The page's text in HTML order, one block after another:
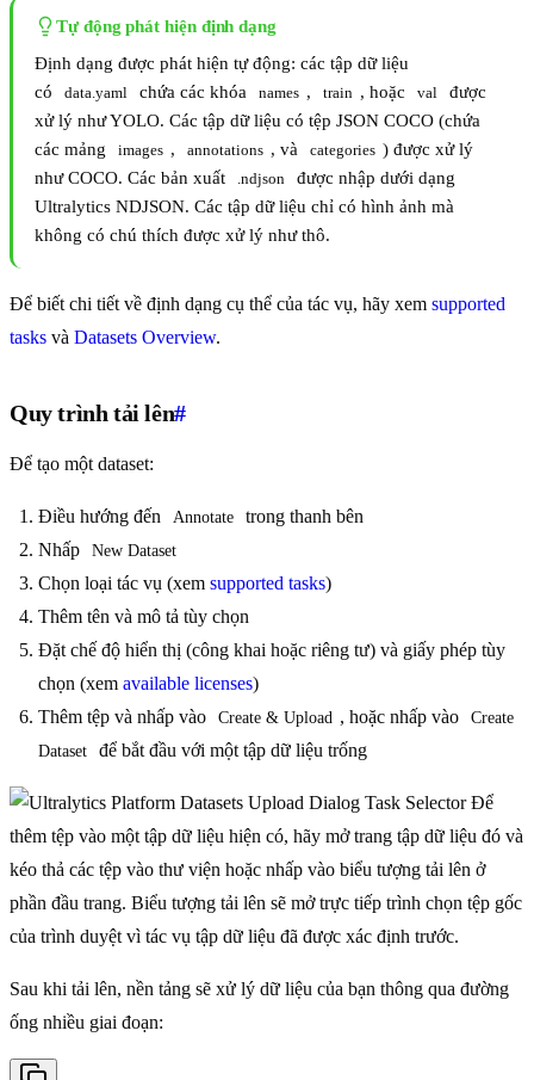
Tự động phát hiện định dạng
Định dạng được phát hiện tự động: các tập dữ liệu
có
data.yaml chứa các khóa names , train , hoặc val
được
xử lý như YOLO. Các tập dữ liệu có tệp JSON COCO (chứa
các mảng
images , annotations , và categories ) được xử lý
như COCO. Các bản xuất
.ndjson
được nhập dưới dạng
Ultralytics NDJSON. Các tập dữ liệu chỉ có hình ảnh mà
không có chú thích được xử lý như thô.
Để biết chi tiết về định dạng cụ thể của tác vụ, hãy xem supported
tasks và Datasets Overview.
Quy trình tải lên#
Để tạo một dataset:
Điều hướng đến Annotate
trong thanh bên
Nhấp
New Dataset
Chọn loại tác vụ (xem supported tasks)
Thêm tên và mô tả tùy chọn
Đặt chế độ hiển thị (công khai hoặc riêng tư) và giấy phép tùy
chọn (xem available licenses)
Thêm tệp và nhấp vào
Create & Upload , hoặc nhấp vào
Create
Dataset
để bắt đầu với một tập dữ liệu trống
Để
thêm tệp vào một tập dữ liệu hiện có, hãy mở trang tập dữ liệu đó và
kéo thả các tệp vào thư viện hoặc nhấp vào biểu tượng tải lên ở
phần đầu trang. Biểu tượng tải lên sẽ mở trực tiếp trình chọn tệp gốc
của trình duyệt vì tác vụ tập dữ liệu đã được xác định trước.
Sau khi tải lên, nền tảng sẽ xử lý dữ liệu của bạn thông qua đường
ống nhiều giai đoạn: